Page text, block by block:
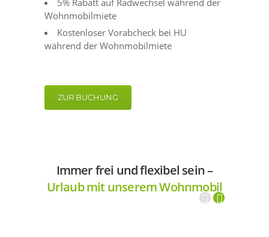
5% Rabatt auf Radwechsel während der
Wohnmobilmiete
Kostenloser Vorabcheck bei HU
während der Wohnmobilmiete
ZUR BUCHUNG
Immer frei und flexibel sein –
Urlaub mit unserem Wohnmobil